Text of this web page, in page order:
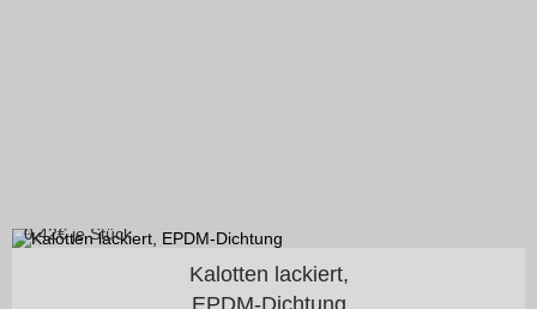
in vielen Varianten
0,42€ je Stück
Kalotten lackiert,